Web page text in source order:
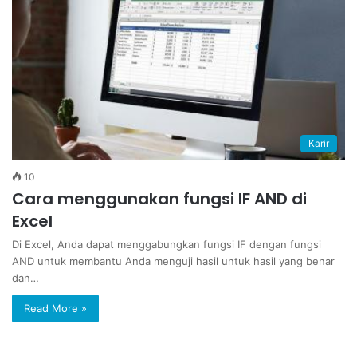
Karir
10
Cara menggunakan fungsi IF AND di
Excel
Di Excel, Anda dapat menggabungkan fungsi IF dengan fungsi
AND untuk membantu Anda menguji hasil untuk hasil yang benar
dan…
Read More »